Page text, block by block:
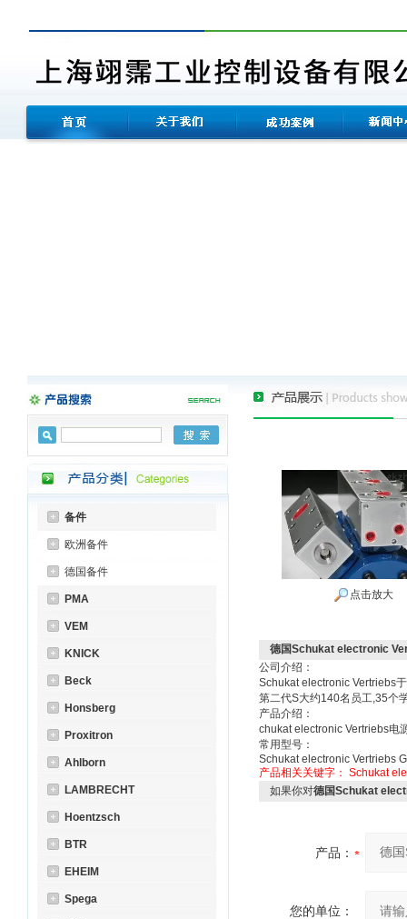
备件
欧洲备件
德国备件
PMA
VEM
KNICK
Beck
Honsberg
Proxitron
Ahlborn
LAMBRECHT
Hoentzsch
BTR
EHEIM
Spega
点击放大
德国Schukat electronic
公司介绍：
Schukat electronic Vertriebs
第二代S大约140名员工,35个
产品介绍：
chukat electronic Vertriebs电
常用型号：
Schukat electronic
产品相关关键字： Schukat
如果你对德国Schukat
产品：
您的单位：